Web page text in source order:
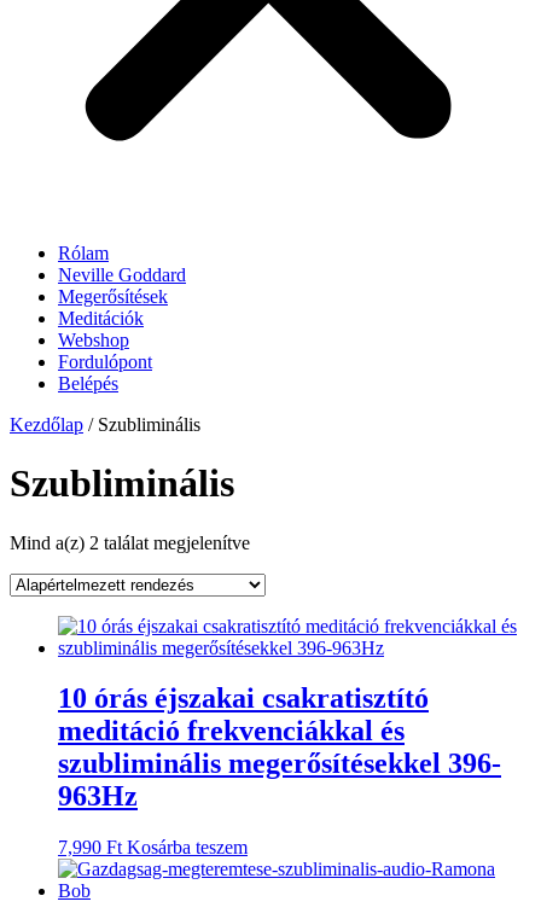
Rólam
Neville Goddard
Megerősítések
Meditációk
Webshop
Fordulópont
Belépés
Kezdőlap / Szubliminális
Szubliminális
Mind a(z) 2 találat megjelenítve
10 órás éjszakai csakratisztító
meditáció frekvenciákkal és
szubliminális megerősítésekkel 396-
963Hz
7,990 Ft Kosárba teszem